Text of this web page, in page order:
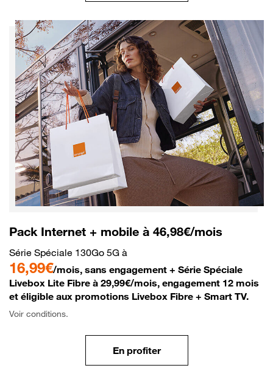
Pack Internet + mobile à 46,98€/mois
Série Spéciale 130Go 5G à
16,99€/mois, sans engagement + Série Spéciale
Livebox Lite Fibre à 29,99€/mois, engagement 12 mois
et éligible aux promotions Livebox Fibre + Smart TV.
Voir conditions.
En profiter